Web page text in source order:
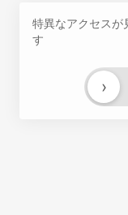
特異なアクセスが
す
›